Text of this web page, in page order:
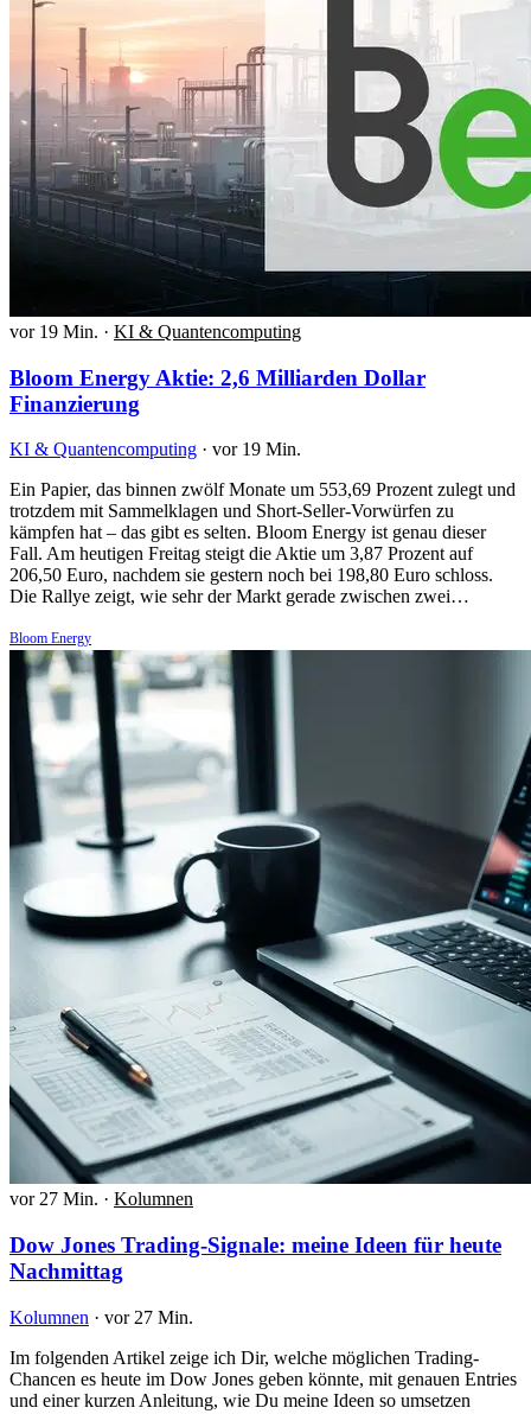
vor 19 Min. · KI & Quantencomputing
Bloom Energy Aktie: 2,6 Milliarden Dollar
Finanzierung
KI & Quantencomputing · vor 19 Min.
Ein Papier, das binnen zwölf Monate um 553,69 Prozent zulegt und
trotzdem mit Sammelklagen und Short-Seller-Vorwürfen zu
kämpfen hat – das gibt es selten. Bloom Energy ist genau dieser
Fall. Am heutigen Freitag steigt die Aktie um 3,87 Prozent auf
206,50 Euro, nachdem sie gestern noch bei 198,80 Euro schloss.
Die Rallye zeigt, wie sehr der Markt gerade zwischen zwei…
Bloom Energy
vor 27 Min. · Kolumnen
Dow Jones Trading-Signale: meine Ideen für heute
Nachmittag
Kolumnen · vor 27 Min.
Im folgenden Artikel zeige ich Dir, welche möglichen Trading-
Chancen es heute im Dow Jones geben könnte, mit genauen Entries
und einer kurzen Anleitung, wie Du meine Ideen so umsetzen